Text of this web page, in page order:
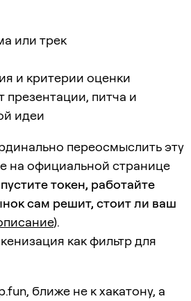
или трек
и критерии оценки
презентации, питча и
идеи
переосмыслить эту
на официальной странице
токен, работайте
сам решит, стоит ли ваш
).
как фильтр для
ближе не к хакатону, а